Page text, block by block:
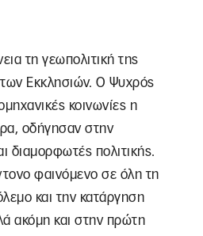
τη γεωπολιτική της
Εκκλησιών. Ο Ψυχρός
κοινωνίες η
οδήγησαν στην
διαμορφωτές πολιτικής.
φαινόμενο σε όλη τη
και την κατάργηση
ακόμη και στην πρώτη